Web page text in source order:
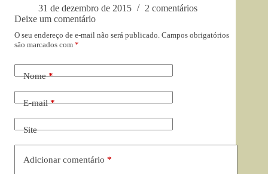
31 de dezembro de 2015
2 comentários
Deixe um comentário
O seu endereço de e-mail não será publicado. Campos obrigatórios
são marcados com *
Nome*
E-mail*
Site
Adicionar comentário *